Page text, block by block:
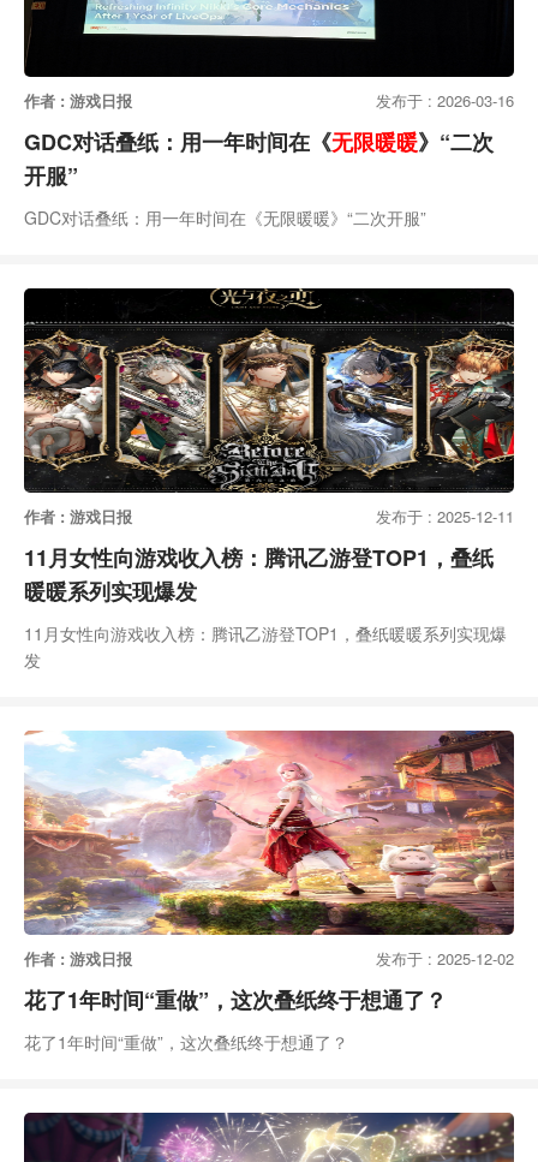
作者 : 游戏日报 发布于 : 2026-03-16
GDC对话叠纸：用一年时间在《无限暖暖》“二次
开服”
GDC对话叠纸：用一年时间在《无限暖暖》“二次开服”
作者 : 游戏日报 发布于 : 2025-12-11
11月女性向游戏收入榜：腾讯乙游登TOP1，叠纸
暖暖系列实现爆发
11月女性向游戏收入榜：腾讯乙游登TOP1，叠纸暖暖系列实现爆
发
作者 : 游戏日报 发布于 : 2025-12-02
花了1年时间“重做”，这次叠纸终于想通了？
花了1年时间“重做”，这次叠纸终于想通了？